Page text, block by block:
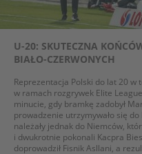
U-20: SKUTECZNA
BIAŁO-CZERWONYCH
Reprezentacja Polski do lat 20
w ramach rozgrywek Elite
minucie, gdy bramkę zadobył
prowadzenie utrzymywało się
należały jednak do Niemców,
i dwukrotnie pokonali Kacpra
doprowadził Fisnik Asllani, a